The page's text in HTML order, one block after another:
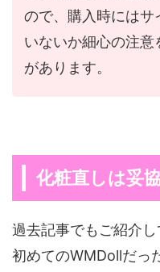
ので、購入時にはサ
いないか細心の注
があります。
化粧直しは妥
過去記事でもご紹介
初めてのWMDollだっ